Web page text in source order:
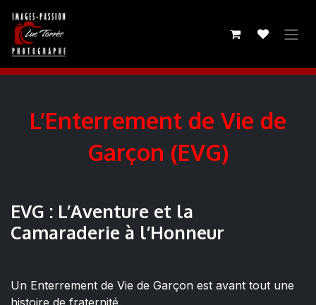
L’Enterrement de Vie de
Garçon (EVG)
EVG : L’Aventure et la
Camaraderie à l’Honneur
Un Enterrement de Vie de Garçon est avant tout une
histoire de fraternité.